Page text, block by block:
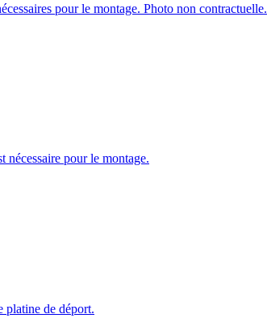
pour le montage. Photo non contractuelle.
nécessaire pour le montage.
platine de déport.